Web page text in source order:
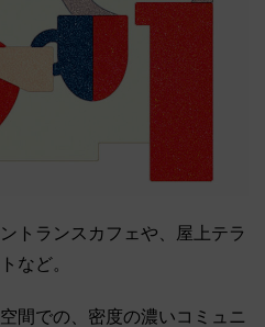
トランスカフェや、屋上テラ
など。
間での、密度の濃いコミュニ